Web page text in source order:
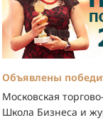
Объявлены
Московская
Школа Бизнеса и